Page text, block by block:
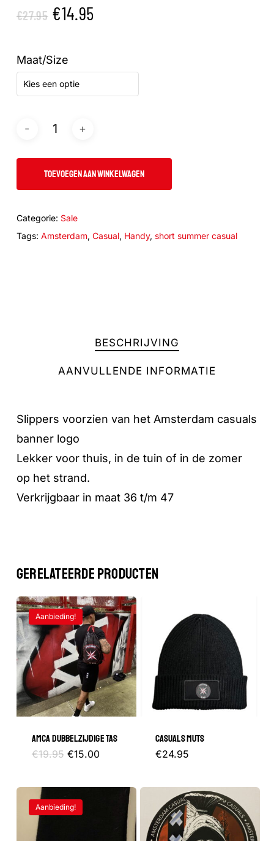
Geen producten in de winkelwagen.
€27.95 Oorspronkelijke
€27.95.
€14.95Huidige
€14.95.
Maat/Size
Kies een optie
TOEVOEGEN AAN WINKELWAGEN
Categorie: Sale
Tags: Amsterdam, Casual, Handy, short summer casual
BESCHRIJVING
AANVULLENDE INFORMATIE
Slippers voorzien van het Amsterdam casuals
banner logo
Lekker voor thuis, in de tuin of in de zomer
op het strand.
Verkrijgbaar in maat 36 t/m 47
GERELATEERDE PRODUCTEN
Aanbieding!
AMCA DUBBELZIJDIGE TAS
€19.95 Oorspronkelijke
€15.00Huidige
CASUALS MUTS
€24.95
Aanbieding!